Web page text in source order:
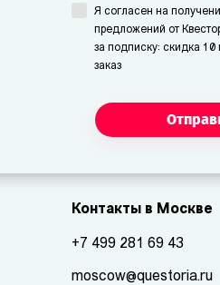
Я согласен на
предложений от
за подписку: скидка 10
заказ
Контакты в Москве
+7 499 281 69 43
moscow@questoria.ru